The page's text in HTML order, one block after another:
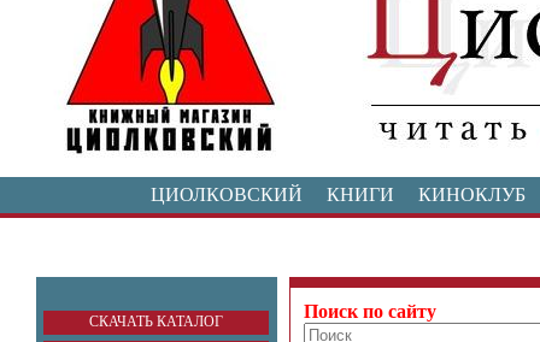
ЦИОЛКОВСКИЙ КНИГИ КИНОКЛУБ
СКАЧАТЬ КАТАЛОГ
Поиск по сайту